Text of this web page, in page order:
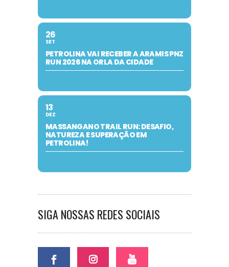
26
SET
PETROLINA VAI RECEBER A ARAMIS PNZ
RUN 2026 NA ORLA DA CIDADE
13
DEZ
MASSANGANO TRAIL RUN: DESAFIO,
NATUREZA E SUPERAÇÃO EM
PETROLINA!
SIGA NOSSAS REDES SOCIAIS